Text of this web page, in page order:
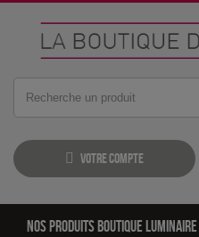
Votre compte
Nos produits boutique luminaire